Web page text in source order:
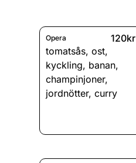
Opera
120kr
tomatsås, ost,
kyckling, banan,
champinjoner,
jordnötter, curry